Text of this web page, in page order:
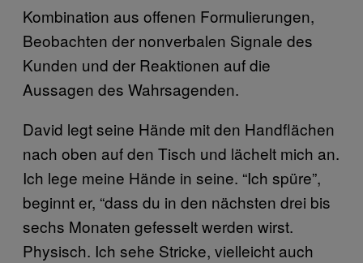
Kombination aus offenen Formulierungen,
Beobachten der nonverbalen Signale des
Kunden und der Reaktionen auf die
Aussagen des Wahrsagenden.
David legt seine Hände mit den Handflächen
nach oben auf den Tisch und lächelt mich an.
Ich lege meine Hände in seine. “Ich spüre”,
beginnt er, “dass du in den nächsten drei bis
sechs Monaten gefesselt werden wirst.
Physisch. Ich sehe Stricke, vielleicht auch